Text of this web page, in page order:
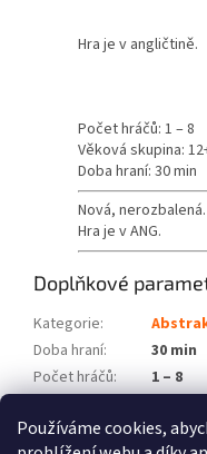
Používáme cookies,
Hra je v angličtině.
Počet hráčů: 1 – 8
Věková skupina:
Doba hraní: 30 min
Nová, nerozbalená.
Hra je v ANG.
Doplňkové
Kategorie:
Doba hraní:
30 min
Počet hráčů:
1 – 8
Položka byla